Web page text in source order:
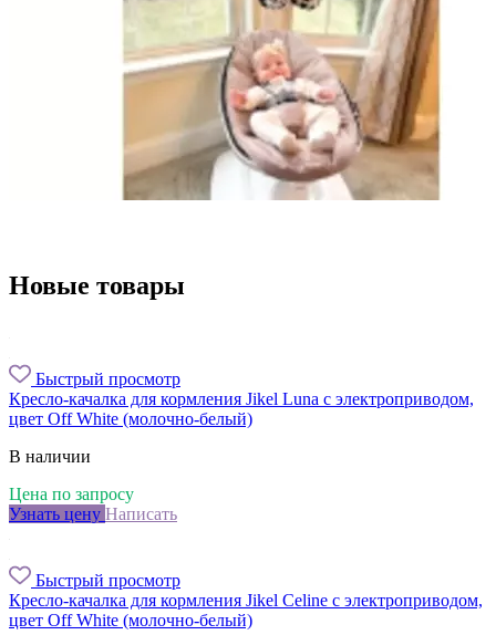
Новые товары
Быстрый просмотр
Кресло-качалка для кормления Jikel Luna с электроприводом,
цвет Off White (молочно-белый)
В наличии
Цена по запросу
Узнать цену Написать
Быстрый просмотр
Кресло-качалка для кормления Jikel Celine с электроприводом,
цвет Off White (молочно-белый)